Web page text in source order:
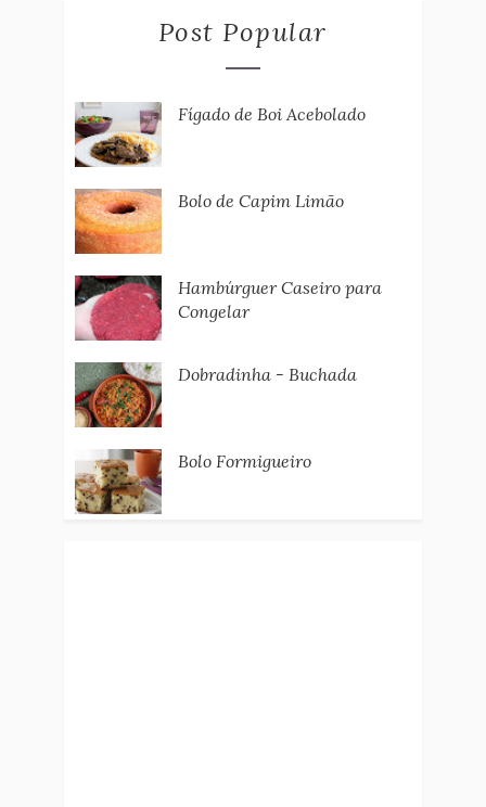
Post Popular
Fígado de Boi Acebolado
Bolo de Capim Limão
Hambúrguer Caseiro para
Congelar
Dobradinha - Buchada
Bolo Formigueiro